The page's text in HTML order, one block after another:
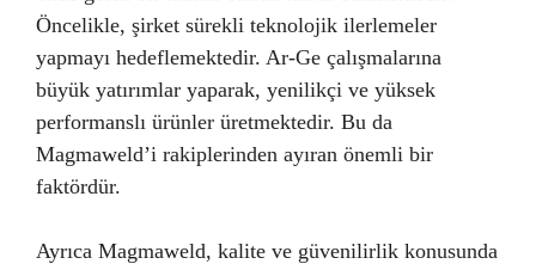
Öncelikle, şirket sürekli teknolojik ilerlemeler
yapmayı hedeflemektedir. Ar-Ge çalışmalarına
büyük yatırımlar yaparak, yenilikçi ve yüksek
performanslı ürünler üretmektedir. Bu da
Magmaweld’i rakiplerinden ayıran önemli bir
faktördür.
Ayrıca Magmaweld, kalite ve güvenilirlik konusunda